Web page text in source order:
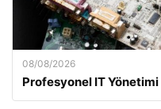
08/08/2026
Profesyonel IT